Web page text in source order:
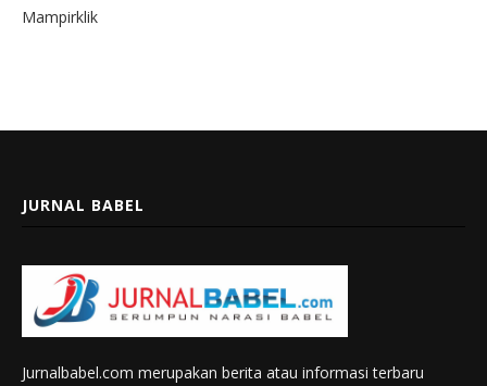
Mampirklik
JURNAL BABEL
Jurnalbabel.com merupakan berita atau informasi terbaru